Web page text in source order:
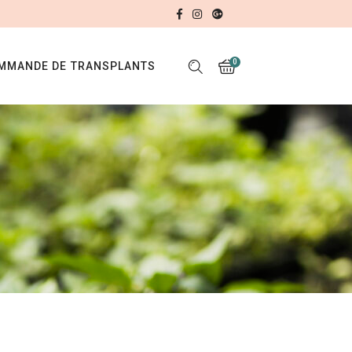
DE TRANSPLANTS 0
No products in the cart.